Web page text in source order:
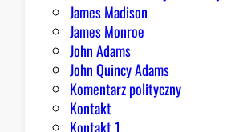
James Madison
James Monroe
John Adams
John Quincy Adams
Komentarz polityczny
Kontakt
Kontakt 1